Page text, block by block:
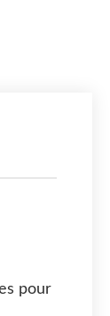
pour